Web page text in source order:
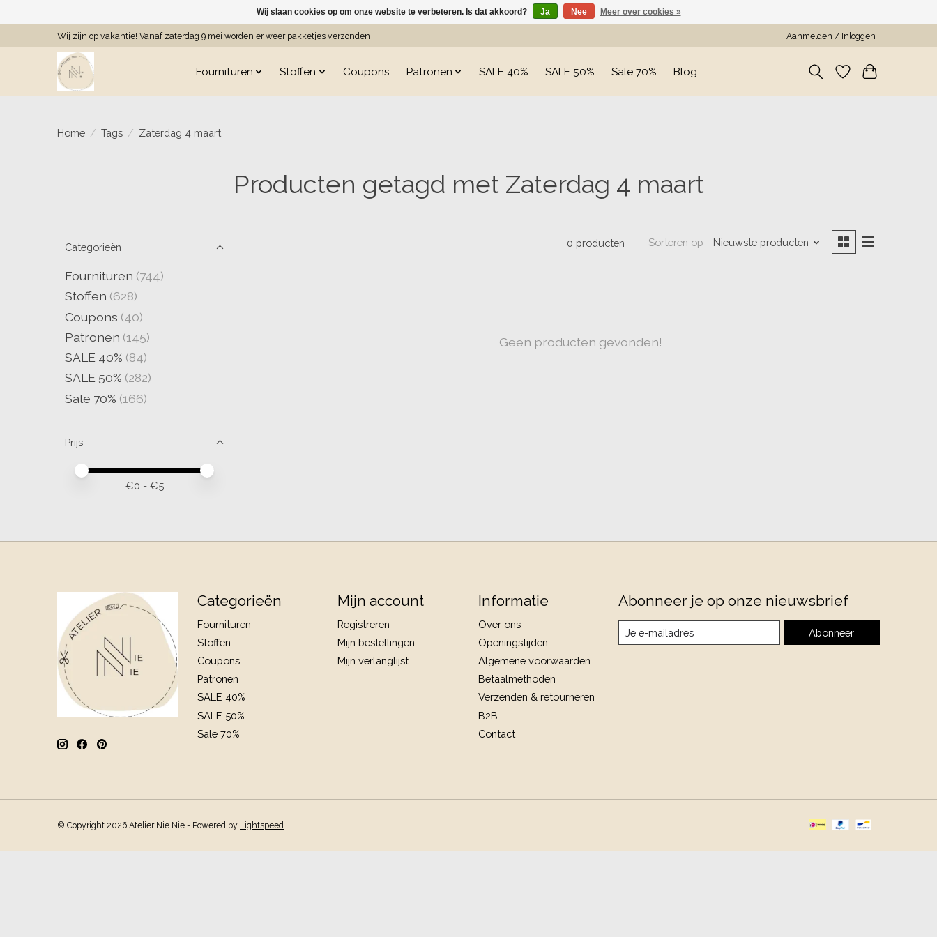
Wij zijn op vakantie! Vanaf zaterdag 9 mei worden er weer pakketjes verzonden Aanmelden / Inloggen
Fournituren Stoffen Coupons Patronen SALE 40% SALE 50% Sale 70% Blog
Home / Tags / Zaterdag 4 maart
Producten getagd met Zaterdag 4 maart
Categorieën
Fournituren (744)
Stoffen (628)
Coupons (40)
Patronen (145)
SALE 40% (84)
SALE 50% (282)
Sale 70% (166)
Prijs
Minimale prijswaarde
Price maximum value
€0 - €5
0 producten Sorteren op Nieuwste producten
Geen producten gevonden!
Categorieën
Fournituren
Stoffen
Coupons
Patronen
SALE 40%
SALE 50%
Sale 70%
Mijn account
Registreren
Mijn bestellingen
Mijn verlanglijst
Informatie
Over ons
Openingstijden
Algemene voorwaarden
Betaalmethoden
Verzenden & retourneren
B2B
Contact
Abonneer je op onze nieuwsbrief
Abonneer
© Copyright 2026 Atelier Nie Nie - Powered by Lightspeed
Wij slaan cookies op om onze website te verbeteren. Is dat akkoord? Ja Nee Meer over cookies »